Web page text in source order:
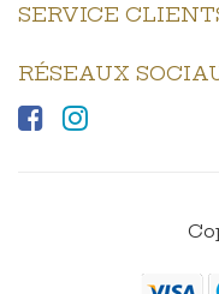
SERVICE
RÉSEAUX